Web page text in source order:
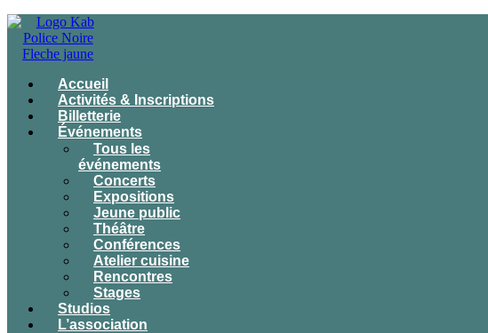
Accueil
Activités & Inscriptions
Billetterie
Événements
Tous les
événements
Concerts
Expositions
Jeune public
Théâtre
Conférences
Atelier cuisine
Rencontres
Stages
Studios
L’association